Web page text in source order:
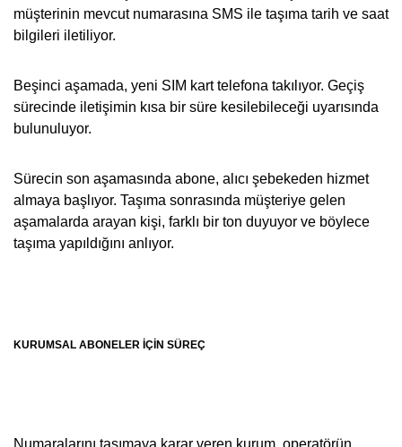
müşterinin mevcut numarasına SMS ile taşıma tarih ve saat
bilgileri iletiliyor.
Beşinci aşamada, yeni SIM kart telefona takılıyor. Geçiş
sürecinde iletişimin kısa bir süre kesilebileceği uyarısında
bulunuluyor.
Sürecin son aşamasında abone, alıcı şebekeden hizmet
almaya başlıyor. Taşıma sonrasında müşteriye gelen
aşamalarda arayan kişi, farklı bir ton duyuyor ve böylece
taşıma yapıldığını anlıyor.
KURUMSAL ABONELER İÇİN SÜREÇ
Numaralarını taşımaya karar veren kurum, operatörün